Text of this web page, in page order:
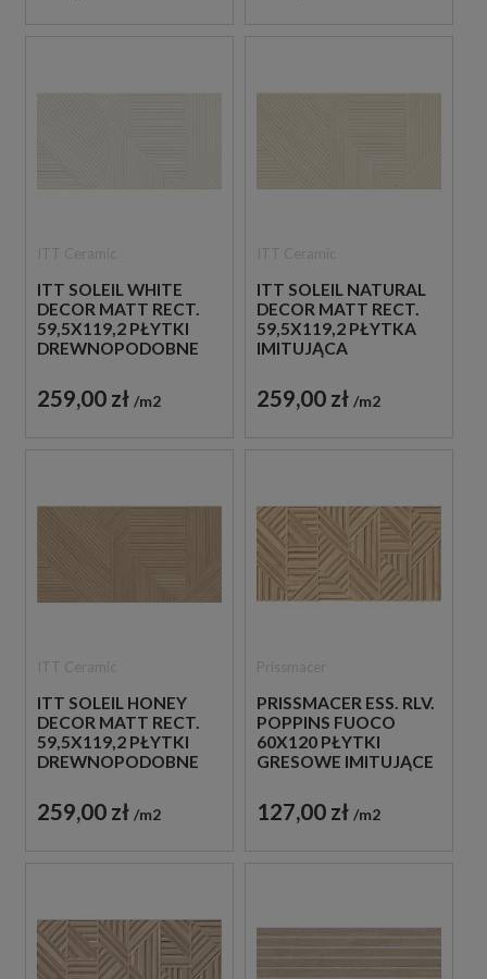
ITT SOLEIL WHITE
DECOR MATT RECT.
59,5X119,2 PŁYTKI
DREWNOPODOBNE
259,00 zł m2
ITT SOLEIL NATURAL
DECOR MATT RECT.
59,5X119,2 PŁYTKA
IMITUJĄCA
259,00 zł m2
ITT SOLEIL HONEY
DECOR MATT RECT.
59,5X119,2 PŁYTKI
DREWNOPODOBNE
259,00 zł m2
PRISSMACER ESS. RLV.
POPPINS FUOCO
60X120 PŁYTKI
GRESOWE IMITUJĄCE
127,00 zł m2